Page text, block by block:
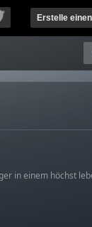
Erstelle
in einem höchst